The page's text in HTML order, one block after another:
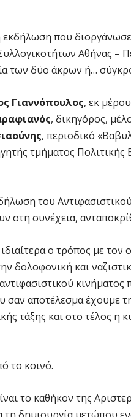
που διοργάνωσε
Αθήνας –
των δύο άκρων ή…
Γιαννόπουλος, εκ
, δικηγόρος,
, περιοδικό
τμήματος Πολιτικής
του
στη συνέχεια,
ο τρόπος με
δολοφονική και
κινήματος
σαν αποτέλεσμα έχουμε
τάξης και στο τέλος η
το κοινό.
το καθήκον της